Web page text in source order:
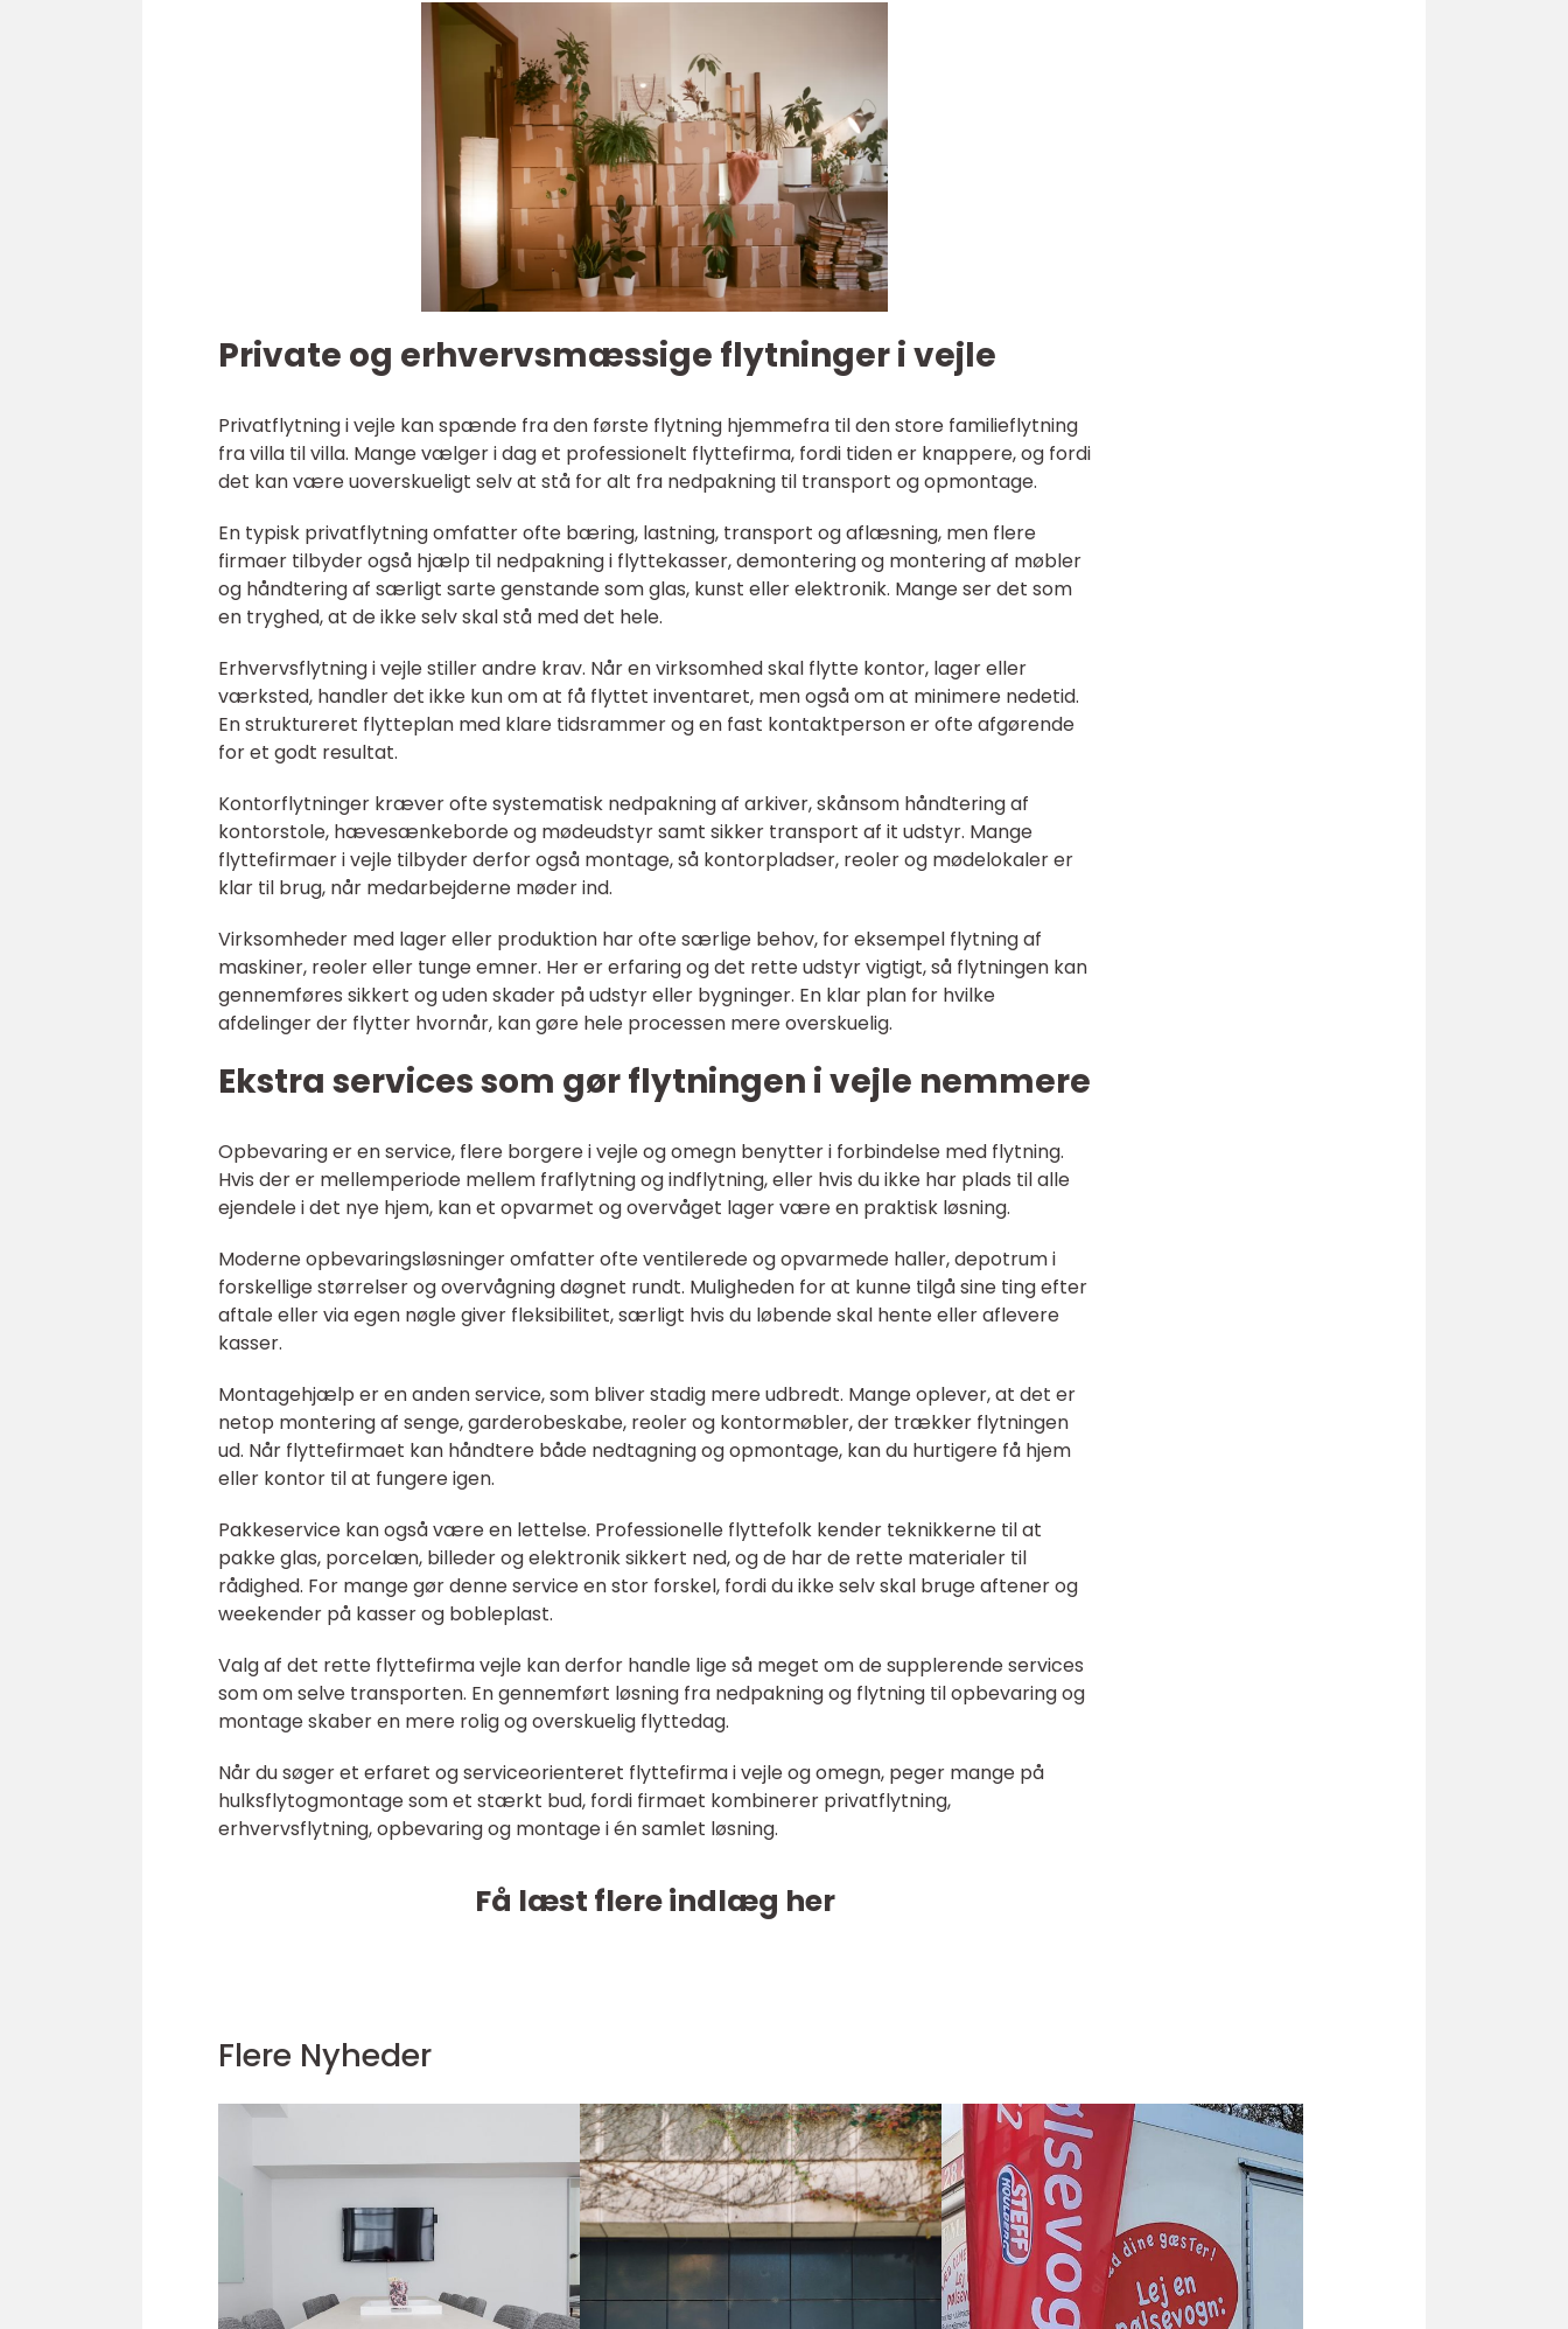
Private og erhvervsmæssige flytninger i vejle
Privatflytning i vejle kan spænde fra den første flytning hjemmefra til den store familieflytning
fra villa til villa. Mange vælger i dag et professionelt flyttefirma, fordi tiden er knappere, og fordi
det kan være uoverskueligt selv at stå for alt fra nedpakning til transport og opmontage.
En typisk privatflytning omfatter ofte bæring, lastning, transport og aflæsning, men flere
firmaer tilbyder også hjælp til nedpakning i flyttekasser, demontering og montering af møbler
og håndtering af særligt sarte genstande som glas, kunst eller elektronik. Mange ser det som
en tryghed, at de ikke selv skal stå med det hele.
Erhvervsflytning i vejle stiller andre krav. Når en virksomhed skal flytte kontor, lager eller
værksted, handler det ikke kun om at få flyttet inventaret, men også om at minimere nedetid.
En struktureret flytteplan med klare tidsrammer og en fast kontaktperson er ofte afgørende
for et godt resultat.
Kontorflytninger kræver ofte systematisk nedpakning af arkiver, skånsom håndtering af
kontorstole, hævesænkeborde og mødeudstyr samt sikker transport af it udstyr. Mange
flyttefirmaer i vejle tilbyder derfor også montage, så kontorpladser, reoler og mødelokaler er
klar til brug, når medarbejderne møder ind.
Virksomheder med lager eller produktion har ofte særlige behov, for eksempel flytning af
maskiner, reoler eller tunge emner. Her er erfaring og det rette udstyr vigtigt, så flytningen kan
gennemføres sikkert og uden skader på udstyr eller bygninger. En klar plan for hvilke
afdelinger der flytter hvornår, kan gøre hele processen mere overskuelig.
Ekstra services som gør flytningen i vejle nemmere
Opbevaring er en service, flere borgere i vejle og omegn benytter i forbindelse med flytning.
Hvis der er mellemperiode mellem fraflytning og indflytning, eller hvis du ikke har plads til alle
ejendele i det nye hjem, kan et opvarmet og overvåget lager være en praktisk løsning.
Moderne opbevaringsløsninger omfatter ofte ventilerede og opvarmede haller, depotrum i
forskellige størrelser og overvågning døgnet rundt. Muligheden for at kunne tilgå sine ting efter
aftale eller via egen nøgle giver fleksibilitet, særligt hvis du løbende skal hente eller aflevere
kasser.
Montagehjælp er en anden service, som bliver stadig mere udbredt. Mange oplever, at det er
netop montering af senge, garderobeskabe, reoler og kontormøbler, der trækker flytningen
ud. Når flyttefirmaet kan håndtere både nedtagning og opmontage, kan du hurtigere få hjem
eller kontor til at fungere igen.
Pakkeservice kan også være en lettelse. Professionelle flyttefolk kender teknikkerne til at
pakke glas, porcelæn, billeder og elektronik sikkert ned, og de har de rette materialer til
rådighed. For mange gør denne service en stor forskel, fordi du ikke selv skal bruge aftener og
weekender på kasser og bobleplast.
Valg af det rette flyttefirma vejle kan derfor handle lige så meget om de supplerende services
som om selve transporten. En gennemført løsning fra nedpakning og flytning til opbevaring og
montage skaber en mere rolig og overskuelig flyttedag.
Når du søger et erfaret og serviceorienteret flyttefirma i vejle og omegn, peger mange på
hulksflytogmontage som et stærkt bud, fordi firmaet kombinerer privatflytning,
erhvervsflytning, opbevaring og montage i én samlet løsning.
Få læst flere indlæg her
Flere Nyheder